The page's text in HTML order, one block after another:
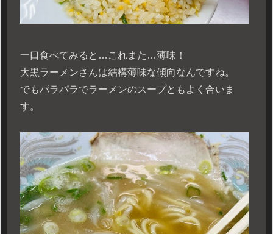
一口食べてみると…これまた…薄味！
大黒ラーメンさんは結構薄味な傾向なんですね。
でもパラパラでラーメンのスープともよく合いま
す。